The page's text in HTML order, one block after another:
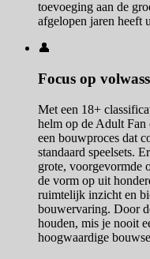
toevoeging aan de
afgelopen jaren heeft
👤
Focus op
Met een 18+
helm op de Adult
een bouwproces dat
standaard speelsets.
grote, voorgevormde
de vorm op uit
ruimtelijk inzicht en
bouwervaring. Door
houden, mis je nooit
hoogwaardige